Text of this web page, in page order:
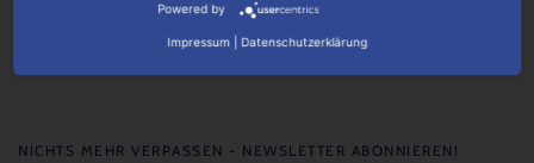
NICHTS MEHR VERPASSEN - NEWSLETTER ABONNIEREN!
Powered by
Impressum Datenschutzerklärung